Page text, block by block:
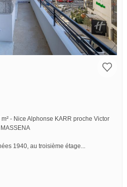
- Nice Alphonse KARR proche Victor
1940, au troisième étage...